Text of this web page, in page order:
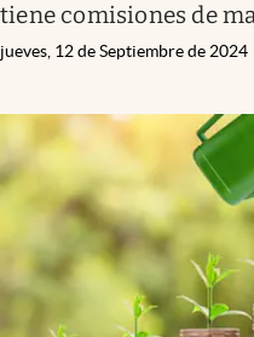
tiene comisiones de
jueves, 12 de Septiembre de 2024